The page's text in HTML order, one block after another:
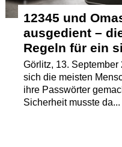
12345 und
ausgedient –
Regeln für ein
Görlitz, 13.
sich die meisten
ihre Passwörter
Sicherheit musste da...